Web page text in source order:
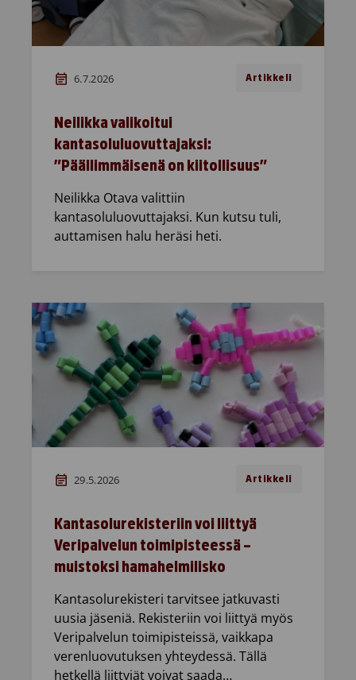
6.7.2026 Artikkeli
Neilikka valikoitui
kantasoluluovuttajaksi:
”Päällimmäisenä on kiitollisuus”
Neilikka Otava valittiin
kantasoluluovuttajaksi. Kun kutsu tuli,
auttamisen halu heräsi heti.
29.5.2026 Artikkeli
Kantasolurekisteriin voi liittyä
Veripalvelun toimipisteessä –
muistoksi hamahelmilisko
Kantasolurekisteri tarvitsee jatkuvasti
uusia jäseniä. Rekisteriin voi liittyä myös
Veripalvelun toimipisteissä, vaikkapa
verenluovutuksen yhteydessä. Tällä
hetkellä liittyjät voivat saada…